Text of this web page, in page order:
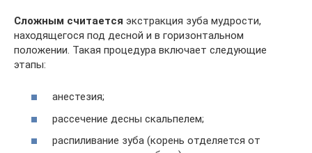
Сложным считается экстракция зуба мудрости,
находящегося под десной и в горизонтальном
положении. Такая процедура включает следующие
этапы:
анестезия;
рассечение десны скальпелем;
распиливание зуба (корень отделяется от